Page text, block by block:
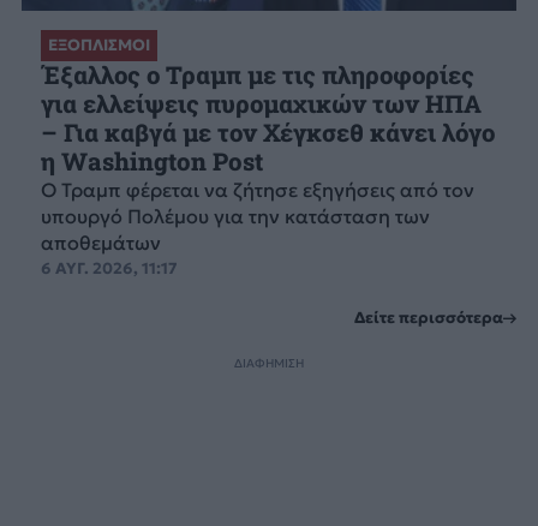
ΕΞΟΠΛΙΣΜΟΙ
Έξαλλος ο Τραμπ με τις πληροφορίες
για ελλείψεις πυρομαχικών των ΗΠΑ
– Για καβγά με τον Χέγκσεθ κάνει λόγο
η Washington Post
Ο Τραμπ φέρεται να ζήτησε εξηγήσεις από τον
υπουργό Πολέμου για την κατάσταση των
αποθεμάτων
6 ΑΥΓ. 2026, 11:17
Δείτε περισσότερα
ΔΙΑΦΗΜΙΣΗ